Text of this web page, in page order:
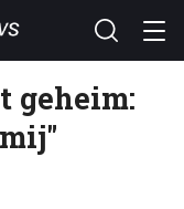
geheim: